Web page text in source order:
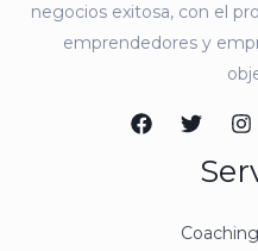
negocios exitosa, con el
emprendedores y